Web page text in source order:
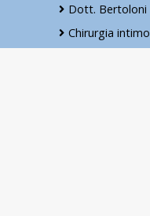
Dott. Bertoloni
Chirurgia intimo